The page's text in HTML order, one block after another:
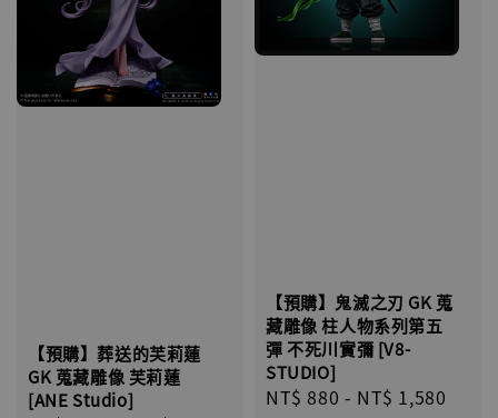
【預購】葬送的芙莉蓮
GK 蒐藏雕像 芙莉蓮
[ANE Studio]
【預購】鬼滅之刃 GK 蒐
藏雕像 柱人物系列第五
彈 不死川實彌 [V8-
STUDIO]
Regular
NT$ 880 - NT$ 1,580